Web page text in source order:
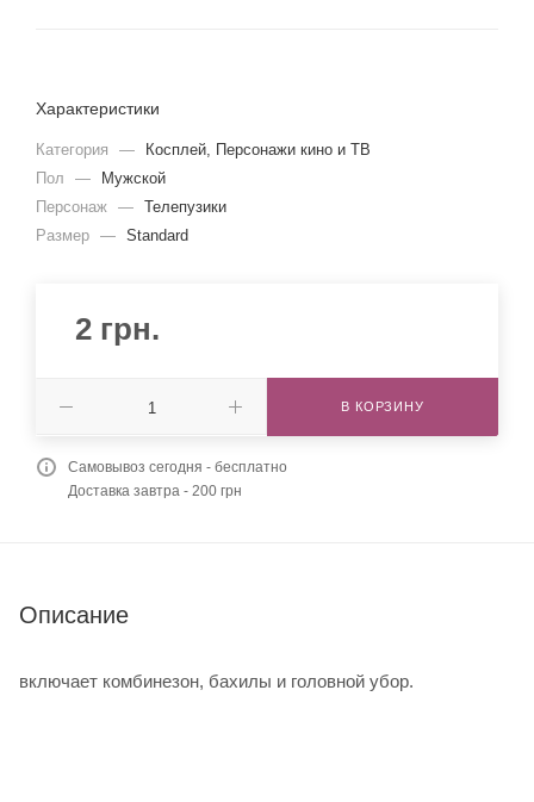
Характеристики
Категория —
Косплей, Персонажи кино и ТВ
Пол
—
Мужской
Персонаж — Телепузики
Размер — Standard
2 грн.
В КОРЗИНУ
Самовывоз сегодня - бесплатно
Доставка завтра - 200 грн
Описание
включает комбинезон, бахилы и головной убор.